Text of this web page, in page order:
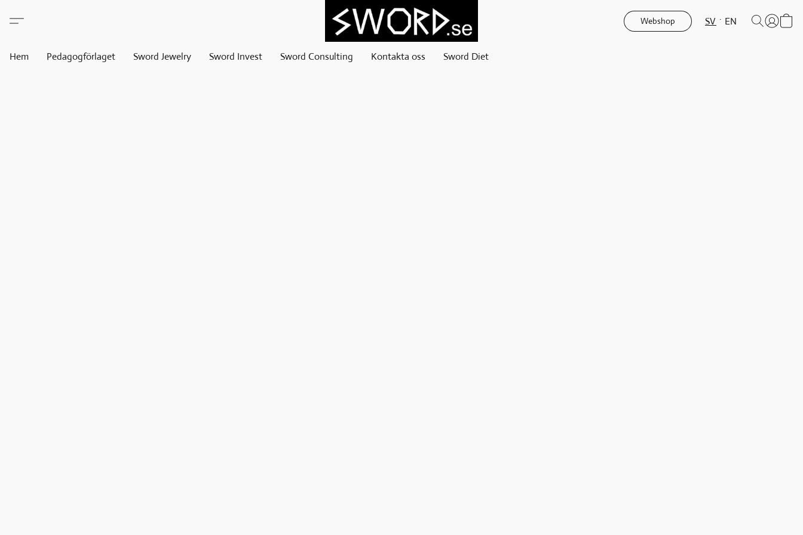
Webshop SV EN
Hem Pedagogförlaget Sword Jewelry Sword Invest Sword Consulting Kontakta oss Sword Diet